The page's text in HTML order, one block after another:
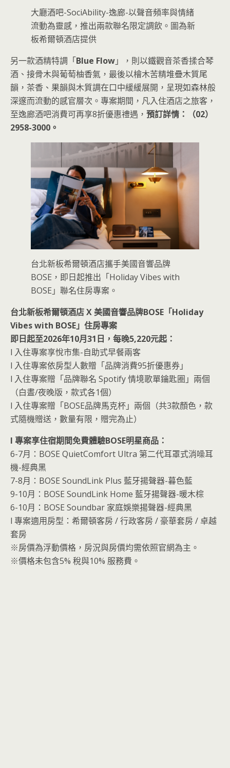
大廳酒吧-SociAbility-逸廊-以聲音頻率與情緒
流動為靈感，推出兩款聯名限定調飲。圖為新
板希爾頓酒店提供
另一款酒精特調「Blue Flow」，則以鐵觀音茶香揉合琴
酒、接骨木與葡萄柚香氣，最後以檜木苦精堆疊木質尾
韻，茶香、果韻與木質調在口中緩緩展開，呈現如森林般
深邃而流動的感官層次。專案期間，凡入住酒店之旅客，
至逸廊酒吧消費可再享8折優惠禮遇， 預訂詳情：（02）
2958-3000。
台北新板希爾頓酒店攜手美國音響品牌
BOSE，即日起推出「Holiday Vibes with
BOSE」聯名住房專案。
台北新板希爾頓酒店 X 美國音響品牌BOSE「Holiday
Vibes with BOSE」住房專案
即日起至2026年10月31日，每晚5,220元起：
l 入住專案享悅市集-自助式早餐兩客
l 入住專案依房型人數贈「品牌消費95折優惠券」
l 入住專案贈「品牌聯名 Spotify 情境歌單鑰匙圈」兩個
（白晝/夜晚版，款式各1個）
l 入住專案贈「BOSE品牌馬克杯」兩個（共3款顏色，款
式隨機贈送，數量有限，贈完為止）
l 專案享住宿期間免費體驗BOSE明星商品：
6-7月：BOSE QuietComfort Ultra 第二代耳罩式消噪耳
機-經典黑
7-8月：BOSE SoundLink Plus 藍牙揚聲器-暮色藍
9-10月：BOSE SoundLink Home 藍牙揚聲器-暖木棕
6-10月：BOSE Soundbar 家庭娛樂揚聲器-經典黑
l 專案適用房型：希爾頓客房 / 行政客房 / 豪華套房 / 卓越
套房
※房價為浮動價格，房況與房價均需依照官網為主。
※價格未包含5% 稅與10% 服務費。